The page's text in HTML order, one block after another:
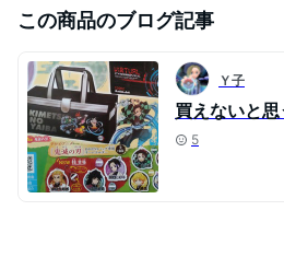
この商品のブログ記事
Ｙ子
買えないと思
5